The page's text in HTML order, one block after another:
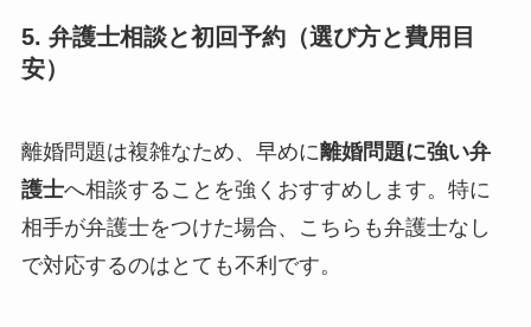
5. 弁護士相談と初回予約（選び方と費用目
安）
離婚問題は複雑なため、早めに離婚問題に強い弁
護士へ相談することを強くおすすめします。特に
相手が弁護士をつけた場合、こちらも弁護士なし
で対応するのはとても不利です。